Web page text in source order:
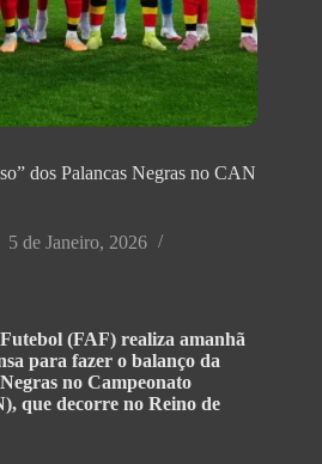
dos Palancas Negras no CAN
5 de Janeiro, 2026
(FAF) realiza amanhã
para fazer o balanço da
no Campeonato
que decorre no Reino de